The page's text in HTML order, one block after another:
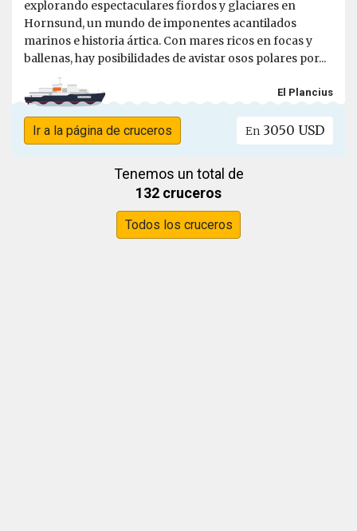
explorando espectaculares fiordos y glaciares en
Hornsund, un mundo de imponentes acantilados
marinos e historia ártica. Con mares ricos en focas y
ballenas, hay posibilidades de avistar osos polares por...
El Plancius
Ir a la página de cruceros En 3050 USD
Tenemos un total de
132 cruceros
Todos los cruceros